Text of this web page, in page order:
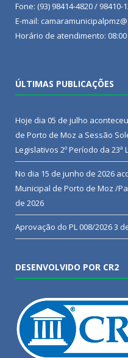
Fone: (93) 98414-4820 / 98410-
E-mail:
Horário de atendimento: 08:00
ÚLTIMAS PUBLICAÇÕES
Hoje dia 05 de julho
de Porto de Moz a Sessão
Legislativos 2º Período da 23ª
No dia 15 de junho de 2026
Municipal de Porto de Moz /
de 2026
Aprovação do PL 008/20263
DESENVOLVIDO POR CR2